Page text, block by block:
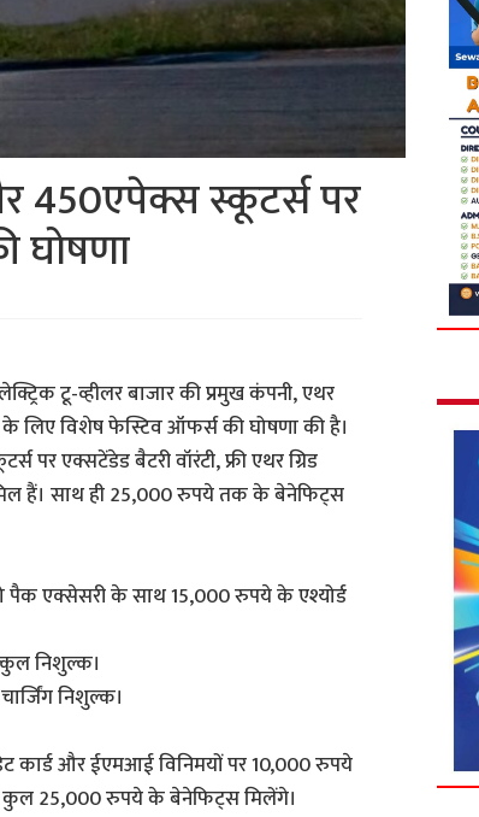
450एपेक्स स्कूटर्स पर
घोषणा
टू-व्हीलर बाजार की प्रमुख कंपनी, एथर
लिए विशेष फेस्टिव ऑफर्स की घोषणा की है।
एक्सटेंडेड बैटरी वॉरंटी, फ्री एथर ग्रिड
हैं। साथ ही 25,000 रुपये तक के बेनेफिट्स
पैक एक्सेसरी के साथ 15,000 रुपये के एश्योर्ड
निशुल्क।
निशुल्क।
कार्ड और ईएमआई विनिमयों पर 10,000 रुपये
कुल 25,000 रुपये के बेनेफिट्स मिलेंगे।